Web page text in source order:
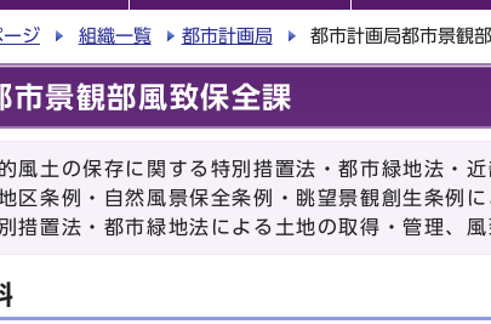
ージ 組織一覧 都市計画局 都市計画局都市景観
市景観部風致保全課
風土の保存に関する特別措置法・都市緑地法・
区条例・自然風景保全条例・眺望景観創生条例
措置法・都市緑地法による土地の取得・管理、